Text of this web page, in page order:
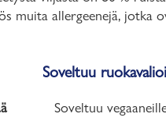
muita allergeenejä, jotka
Soveltuu
Soveltuu